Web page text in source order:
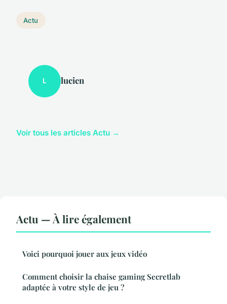
Actu
L lucien
Voir tous les articles Actu →
Actu — À lire également
Voici pourquoi jouer aux jeux vidéo
Comment choisir la chaise gaming Secretlab
adaptée à votre style de jeu ?